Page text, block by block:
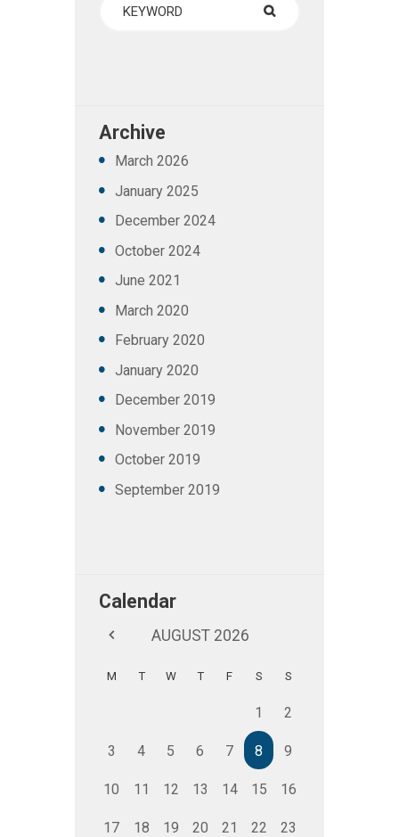
Archive
March 2026
January 2025
December 2024
October 2024
June 2021
March 2020
February 2020
January 2020
December 2019
November 2019
October 2019
September 2019
Calendar
AUGUST 2026
M T W T F S S
1 2
3 4 5 6 7 8 9
10 11 12 13 14 15 16
17 18 19 20 21 22 23